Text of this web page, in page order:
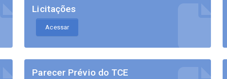
Licitações
Acessar
Parecer Prévio do TCE